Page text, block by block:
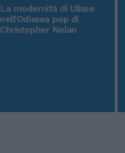
La modernità di Ulisse
nell'Odissea pop di
Christopher Nolan